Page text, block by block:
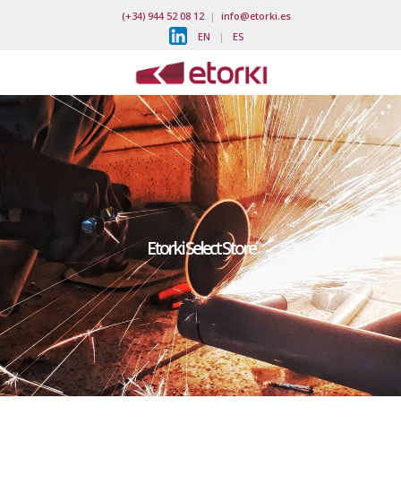
(+34) 944 52 08 12| info@etorki.es
EN | ES
Etorki Select Store